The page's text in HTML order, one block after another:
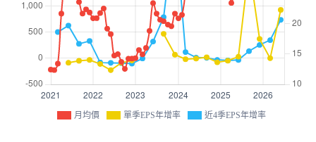
月均價 單季EPS年增率 近4季EPS年增率